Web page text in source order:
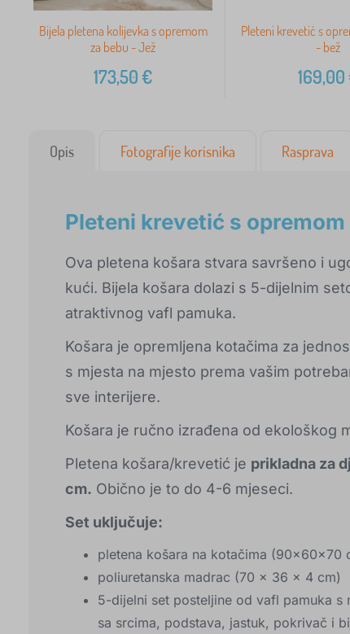
Bijela pletena kolijevka s opremom
za bebu - Jež
173,50€
Pleteni krevetić s
- bež
169,00
Opis Fotografije korisnika Rasprava
Pleteni krevetić s
Ova pletena košara stvara savršeno i
kući. Bijela košara dolazi s 5-dijelnim
atraktivnog vafl pamuka.
Košara je opremljena kotačima za
s mjesta na mjesto prema vašim
sve interijere.
Košara je ručno izrađena od ekološkog
Pletena košara/krevetić je prikladna za
cm. Obično je to do 4-6 mjeseci.
Set uključuje:
pletena košara na kotačima (90x60x70
poliuretanska madrac (70 x 36 x 4 cm)
5-dijelni set posteljine od vafl pamuka
sa srcima, podstava, jastuk, pokrivač i